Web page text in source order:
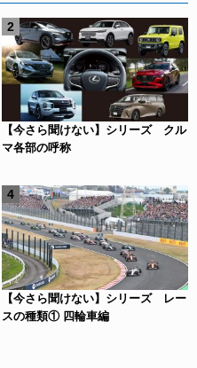
【今さら聞けない】シリーズ クル
マ各部の呼称
【今さら聞けない】シリーズ レー
スの種類① 四輪車編